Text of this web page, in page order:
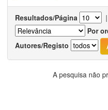
Resultados/Página |
Por
Autores/Registo
A pesquisa não